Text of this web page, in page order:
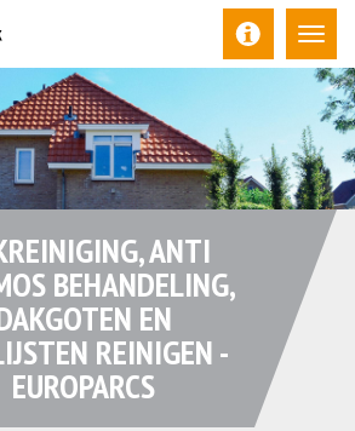
ANTI
BEHANDELING,
EN
REINIGEN -
EUROPARCS